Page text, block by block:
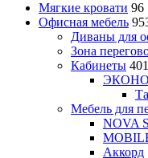
Мягкие кровати 96
Офисная мебель
Диваны для
Зона
Кабинеты 401
Мебель для
NOVA S
Аккорд